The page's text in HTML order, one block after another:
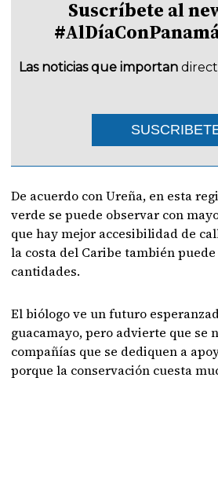
Suscríbete al
Las noticias que importan
De acuerdo con Ureña, en esta
verde se puede observar con
que hay mejor accesibilidad de
la costa del Caribe también
cantidades.
El biólogo ve un futuro
guacamayo, pero advierte que se
compañías que se dediquen a
porque la conservación cuesta